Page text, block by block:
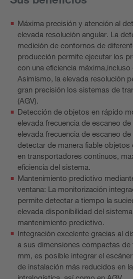
Máxima precisión y atención al
elevada resolución angular. La
medición de contornos de
producción permite ejecutar los
con una eficiencia
Asimismo, la elevada resolución
gran precisión los sistemas de
(AGV).
Detección de objetos en rápido
elevada frecuencia de escaneo de
elevada frecuencia de escaneo
detectar de manera fiable
en transportadores continuos,
eficiencia del sistema.
Mantenimiento predictivo
ventana: La monitorización
permite detectar a tiempo la
elevada disponibilidad del
mantenimiento predictivo.
Integración excelente gracias al
a sus dimensiones compactas de
mm, es posible integrar el
de instalación más reducidos en